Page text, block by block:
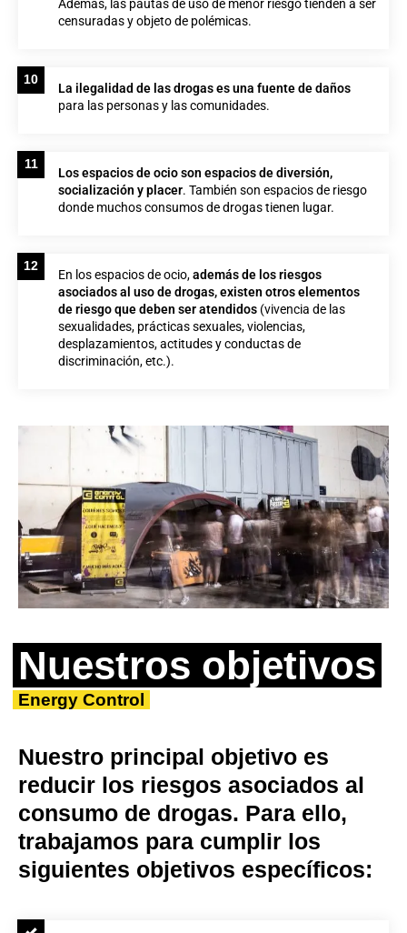
Además, las pautas de uso de menor riesgo tienden a ser
censuradas y objeto de polémicas.
10
La ilegalidad de las drogas es una fuente de daños
para las personas y las comunidades.
11
Los espacios de ocio son espacios de diversión,
socialización y placer. También son espacios de riesgo
donde muchos consumos de drogas tienen lugar.
12
En los espacios de ocio,además de los riesgos
asociados al uso de drogas, existen otros elementos
de riesgo que deben ser atendidos (vivencia de las
sexualidades, prácticas sexuales, violencias,
desplazamientos, actitudes y conductas de
discriminación, etc.).
Nuestros objetivos
Energy Control
Nuestro principal objetivo es
reducir los riesgos asociados al
consumo de drogas. Para ello,
trabajamos para cumplir los
siguientes objetivos específicos: